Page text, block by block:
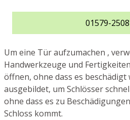
01579-
Um eine Tür aufzumachen ,
Handwerkzeuge und
öffnen, ohne dass es beschädigt
ausgebildet, um Schlösser
ohne dass es zu
Schloss kommt.